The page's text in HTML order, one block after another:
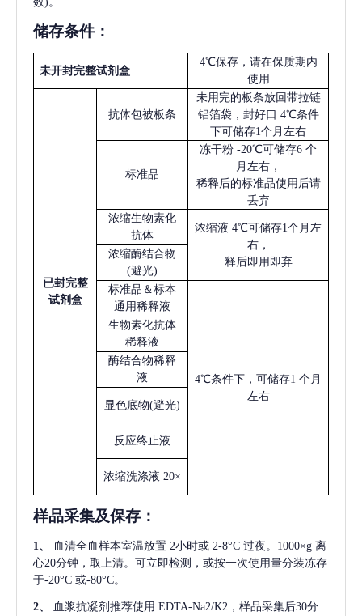
储存条件：
未开封完整试剂盒
4℃保存，请在保质期内
使用
已封完整
试剂盒
抗体包被板条
未用完的板条放回带拉链
铝箔袋，封好口 4℃条件
下可储存1个月左右
标准品
冻干粉 -20℃可储存6 个
月左右，
稀释后的标准品使用后请
丢弃
浓缩生物素化
抗体
浓缩液 4℃可储存1个月左
右，
释后即用即弃
浓缩酶结合物
(避光)
标准品＆标本
通用稀释液
4℃条件下，可储存1 个月
左右
生物素化抗体
稀释液
酶结合物稀释
液
显色底物(避光)
反应终止液
浓缩洗涤液 20×
样品采集及保存 ：
1、 血清全血样本室温放置 2小时或 2-8°C 过夜。1000×g 离
心20分钟，取上清。可立即检测，或按一次使用量分装冻存
于-20°C 或-80°C。
2、 血浆抗凝剂推荐使用 EDTA-Na2/K2，样品采集后30分